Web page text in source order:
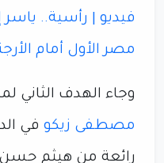
فيديو | رأسية..
مصر الأول أمام
وجاء الهدف
مصطفى زيكو
رائعة من هيثم حسن